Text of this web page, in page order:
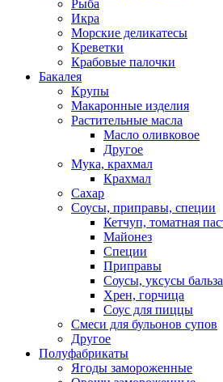
Рыба
Икра
Морские деликатесы
Креветки
Крабовые палочки
Бакалея
Крупы
Макаронные изделия
Растительные масла
Масло оливковое
Другое
Мука, крахмал
Крахмал
Сахар
Соусы, приправы, специи
Кетчуп, томатная
Майонез
Специи
Приправы
Соусы, уксусы
Хрен, горчица
Соус для пиццы
Смеси для бульонов супов
Другое
Полуфабрикаты
Ягоды замороженные